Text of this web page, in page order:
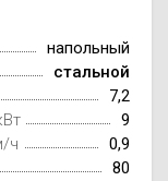
напольный
стальной
7,2
9
ч
0,9
80